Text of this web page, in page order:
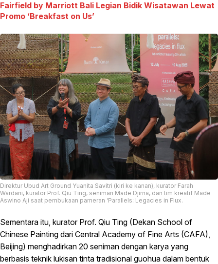
Fairfield by Marriott Bali Legian Bidik Wisatawan Lewat
Promo ‘Breakfast on Us’
Direktur Ubud Art Ground Yuanita Savitri (kiri ke kanan), kurator Farah
Wardani, kurator Prof. Qiu Ting, seniman Made Djirna, dan tim kreatif Made
Aswino Aji saat pembukaan pameran ‘Parallels: Legacies in Flux.
Sementara itu, kurator Prof. Qiu Ting (Dekan School of
Chinese Painting dari Central Academy of Fine Arts (CAFA),
Beijing) menghadirkan 20 seniman dengan karya yang
berbasis teknik lukisan tinta tradisional guohua dalam bentuk